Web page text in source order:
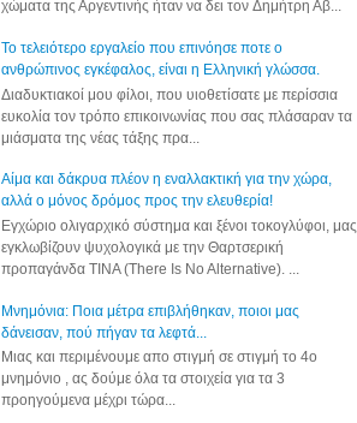
χώματα της Αργεντινής ήταν να δει τον Δημήτρη Αβ...
Το τελειότερο εργαλείο που επινόησε ποτε ο
ανθρώπινος εγκέφαλος, είναι η Ελληνική γλώσσα.
Διαδυκτιακοί μου φίλοι, που υιοθετίσατε με περίσσια
ευκολία τον τρόπο επικοινωνίας που σας πλάσαραν τα
μιάσματα της νέας τάξης πρα...
Αίμα και δάκρυα πλέον η εναλλακτική για την χώρα,
αλλά ο μόνος δρόμος προς την ελευθερία!
Εγχώριο ολιγαρχικό σύστημα και ξένοι τοκογλύφοι, μας
εγκλωβίζουν ψυχολογικά με την Θαρτσερική
προπαγάνδα TINA (There Is No Alternative). ...
Μνημόνια: Ποια μέτρα επιβλήθηκαν, ποιοι μας
δάνεισαν, πού πήγαν τα λεφτά...
Μιας και περιμένουμε απο στιγμή σε στιγμή το 4ο
μνημόνιο , ας δούμε όλα τα στοιχεία για τα 3
προηγούμενα μέχρι τώρα...